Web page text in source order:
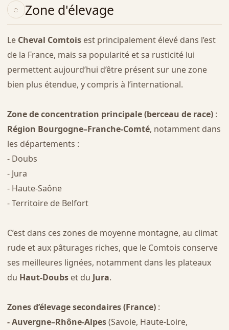
Zone d'élevage
Le Cheval Comtoisest principalement élevé dans l’est
de la France, mais sa popularité et sa rusticité lui
permettent aujourd’hui d’être présent sur une zone
bien plus étendue, y compris à l’international.
Zone de concentration principale (berceau de race):
Région Bourgogne–Franche-Comté, notamment dans
les départements :
- Doubs
- Jura
- Haute-Saône
- Territoire de Belfort
C’est dans ces zones de moyenne montagne, au climat
rude et aux pâturages riches, que le Comtois conserve
ses meilleures lignées, notamment dans les plateaux
du Haut-Doubset du Jura.
Zones d’élevage secondaires (France):
- Auvergne–Rhône-Alpes(Savoie, Haute-Loire,